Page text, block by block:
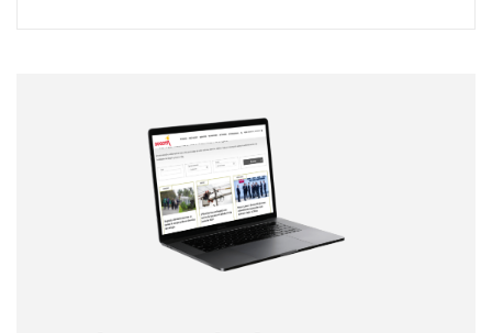
Correo electrónico
Tipo de comentario